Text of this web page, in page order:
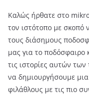
Καλώς ήρθατε στο
τον ιστότοπο με σκοπό
τους διάσημους
μας για το ποδόσφαιρο
τις ιστορίες αυτών
να δημιουργήσουμε
φιλάθλους με τις πιο